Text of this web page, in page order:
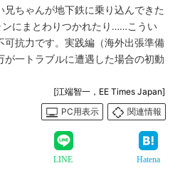
ちゃんが地下鉄に乗り込んできた
ンにまとわりつかれたり……こうい
可抗力です。実践編（海外出張準備
一トラブルに遭遇した場合の初動
[江端智一，EE Times Japan]
PC用表示
関連情報
LINE Hatena